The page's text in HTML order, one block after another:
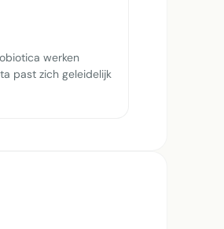
werken
past zich geleidelijk